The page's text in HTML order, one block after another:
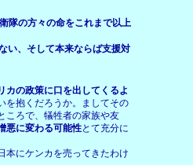
隊の方々の命をこれまで以上
い、そして本来ならば支援対
カの政策に口を出してくるよ
を抱くだろうか。ましてその
ころで、犠牲者の家族や友
悪に変わる可能性とて充分に
本にケンカを売ってきたわけ